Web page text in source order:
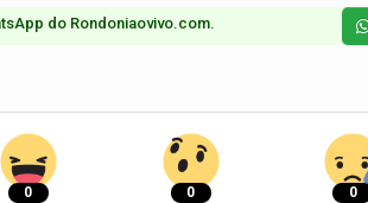
do Rondoniaovivo.com.​
0 0 0